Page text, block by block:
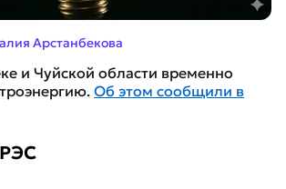
Арстанбекова
и Чуйской области временно
Об этом сообщили в